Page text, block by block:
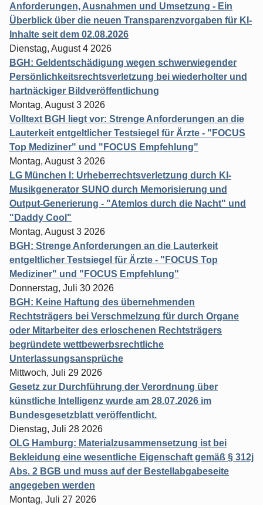
Anforderungen, Ausnahmen und Umsetzung - Ein
Überblick über die neuen Transparenzvorgaben für KI-
Inhalte seit dem 02.08.2026
Dienstag, August 4 2026
BGH: Geldentschädigung wegen schwerwiegender
Persönlichkeitsrechtsverletzung bei wiederholter und
hartnäckiger Bildveröffentlichung
Montag, August 3 2026
Volltext BGH liegt vor: Strenge Anforderungen an die
Lauterkeit entgeltlicher Testsiegel für Ärzte - "FOCUS
Top Mediziner" und "FOCUS Empfehlung"
Montag, August 3 2026
LG München I: Urheberrechtsverletzung durch KI-
Musikgenerator SUNO durch Memorisierung und
Output-Generierung - "Atemlos durch die Nacht" und
"Daddy Cool"
Montag, August 3 2026
BGH: Strenge Anforderungen an die Lauterkeit
entgeltlicher Testsiegel für Ärzte - "FOCUS Top
Mediziner" und "FOCUS Empfehlung"
Donnerstag, Juli 30 2026
BGH: Keine Haftung des übernehmenden
Rechtsträgers bei Verschmelzung für durch Organe
oder Mitarbeiter des erloschenen Rechtsträgers
begründete wettbewerbsrechtliche
Unterlassungsansprüche
Mittwoch, Juli 29 2026
Gesetz zur Durchführung der Verordnung über
künstliche Intelligenz wurde am 28.07.2026 im
Bundesgesetzblatt veröffentlicht.
Dienstag, Juli 28 2026
OLG Hamburg: Materialzusammensetzung ist bei
Bekleidung eine wesentliche Eigenschaft gemäß § 312j
Abs. 2 BGB und muss auf der Bestellabgabeseite
angegeben werden
Montag, Juli 27 2026